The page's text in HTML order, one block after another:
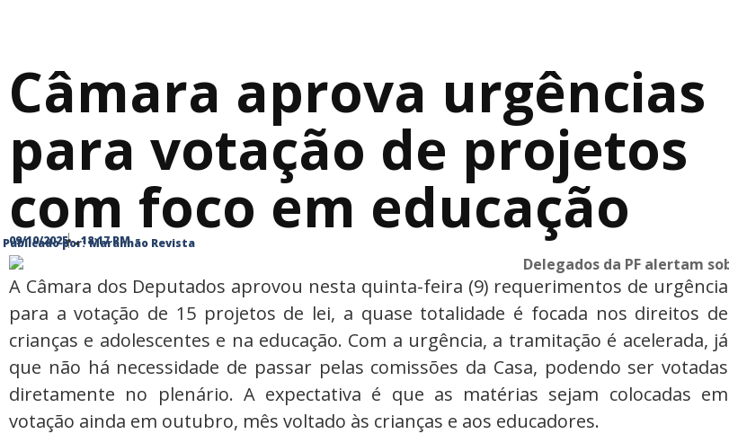
Câmara aprova urgências
para votação de projetos
com foco em educação
Publicado por: Maranhão Revista
09/10/2025 18:17 PM
A Câmara dos Deputados aprovou nesta quinta-feira (9) requerimentos de urgência
para a votação de 15 projetos de lei, a quase totalidade é focada nos direitos de
crianças e adolescentes e na educação. Com a urgência, a tramitação é acelerada, já
que não há necessidade de passar pelas comissões da Casa, podendo ser votadas
diretamente no plenário. A expectativa é que as matérias sejam colocadas em
votação ainda em outubro, mês voltado às crianças e aos educadores.